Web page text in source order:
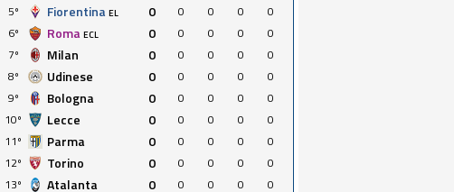
5º
Fiorentina EL 0 0 0 0
0
6º
Roma ECL 0 0 0 0
0
7º
Milan 0 0 0 0
0
8º
Udinese 0 0 0 0
0
9º
Bologna 0 0 0 0
0
10º
Lecce 0 0 0 0
0
11º
Parma 0 0 0 0
0
12º
Torino 0 0 0 0
0
13º
Atalanta 0 0 0 0 0